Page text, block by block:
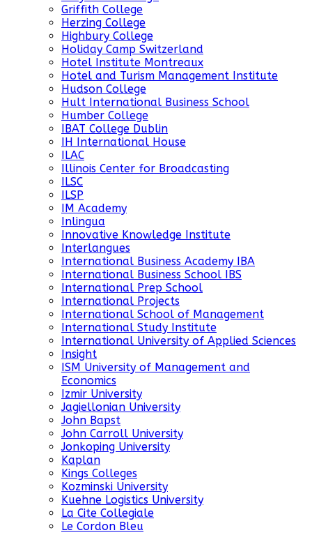
Griffith College
Herzing College
Highbury College
Holiday Camp Switzerland
Hotel Institute Montreaux
Hotel and Turism Management Institute
Hudson College
Hult International Business School
Humber College
IBAT College Dublin
IH International House
ILAC
Illinois Center for Broadcasting
ILSC
ILSP
IM Academy
Inlingua
Innovative Knowledge Institute
Interlangues
International Business Academy IBA
International Business School IBS
International Prep School
International Projects
International School of Management
International Study Institute
International University of Applied Sciences
Insight
ISM University of Management and
Economics
Izmir University
Jagiellonian University
John Bapst
John Carroll University
Jonkoping University
Kaplan
Kings Colleges
Kozminski University
Kuehne Logistics University
La Cite Collegiale
Le Cordon Bleu